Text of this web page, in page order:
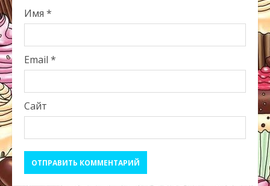
Имя *
Email *
Сайт